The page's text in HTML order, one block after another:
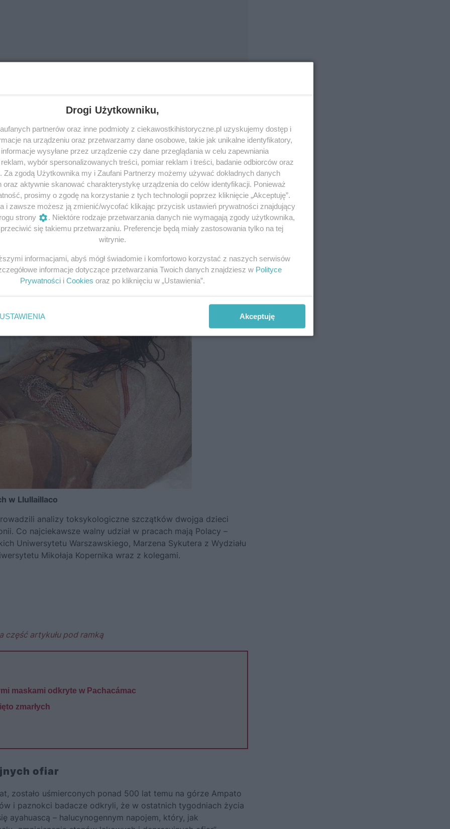
było jedną z głównych cywilizacji andyjskich, składanie
uczcić ważne wydarzenia, takie jak narodziny króla czy
jak wykazały wcześniejsze badania, Capacocha była
chcących kontrolować populację w obawie przed boską karą.
w Llullaillaco
analizy toksykologiczne szczątków dwojga dzieci
Co najciekawsze walny udział w pracach mają Polacy –
Uniwersytetu Warszawskiego, Marzena Sykutera z Wydziału
Mikołaja Kopernika wraz z kolegami.
część artykułu pod ramką
maskami odkryte w Pachacámac
zmarłych
ofiar
zostało uśmierconych ponad 500 lat temu na górze Ampato
i paznokci badacze odkryli, że w ostatnich tygodniach życia
ayahuascą – halucynogennym napojem, który, jak
Drogi Użytkowniku,
partnerów oraz inne podmioty z ciekawostkihistoryczne.pl uzyskujemy dostęp i
na urządzeniu oraz przetwarzamy dane osobowe, takie jak unikalne identyfikatory,
wysyłane przez urządzenie czy dane przeglądania w celu zapewniania
wybór spersonalizowanych treści, pomiar reklam i treści, badanie odbiorców oraz
Za zgodą Użytkownika my i Zaufani Partnerzy możemy używać dokładnych danych
oraz aktywnie skanować charakterystykę urządzenia do celów identyfikacji. Ponieważ
prosimy o zgodę na korzystanie z tych technologii poprzez kliknięcie „Akceptuję”.
i zawsze możesz ją zmienić/wycofać klikając przycisk ustawień prywatności znajdujący
strony
. Niektóre rodzaje przetwarzania danych nie wymagają zgody użytkownika,
się takiemu przetwarzaniu. Preferencje będą miały zastosowania tylko na tej
witrynie.
informacjami, abyś mógł świadomie i komfortowo korzystać z naszych serwisów
informacje dotyczące przetwarzania Twoich danych znajdziesz w Polityce
Prywatności i Cookies oraz po kliknięciu w „Ustawienia”.
USTAWIENIA Akceptuję